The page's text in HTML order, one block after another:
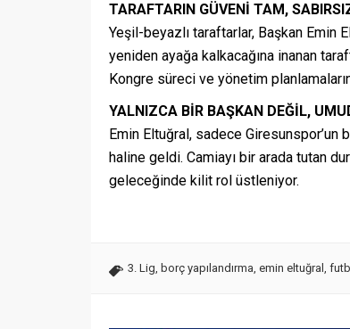
TARAFTARIN GÜVENİ TAM,
Yeşil-beyazlı taraftarlar, Başkan Emin
yeniden ayağa kalkacağına inanan
Kongre süreci ve yönetim
YALNIZCA BİR BAŞKAN DEĞİL,
Emin Eltuğral, sadece
haline geldi. Camiayı bir arada tutan
geleceğinde kilit rol üstleniyor.
3. Lig, borç yapılandırma, emin eltuğral ,